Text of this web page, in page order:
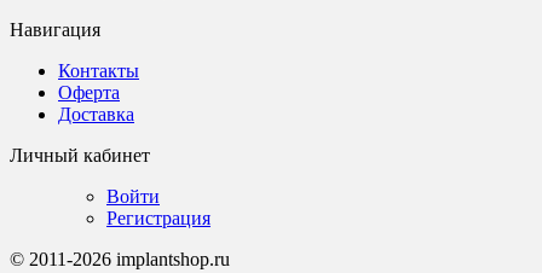
Навигация
Контакты
Оферта
Доставка
Личный кабинет
Войти
Регистрация
© 2011-2026 implantshop.ru